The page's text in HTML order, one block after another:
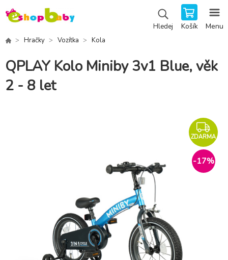
Hledej Košík Menu
Hračky Vozítka Kola
QPLAY Kolo Miniby 3v1 Blue, věk
2 - 8 let
ZDARMA
-17%